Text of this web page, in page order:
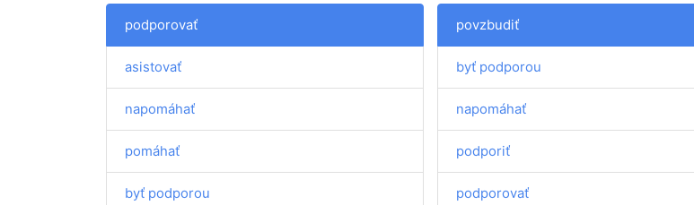
podporovať
asistovať
napomáhať
pomáhať
byť podporou
povzbudiť
byť podporou
napomáhať
podporiť
podporovať